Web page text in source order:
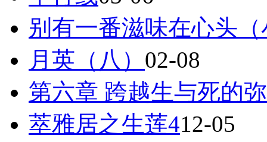
别有一番滋味在心头
月英（八） 02-08
第六章 跨越生与死的
萃雅居之生莲412-05